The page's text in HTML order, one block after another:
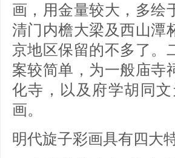
画，用金量较大，多绘
清门内檐大梁及西山潭
京地区保留的不多了。
案较简单，为一般庙寺
化寺，以及府学胡同
画。
明代旋子彩画具有四大特